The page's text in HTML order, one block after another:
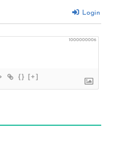
Login
1000000006
{} [+]